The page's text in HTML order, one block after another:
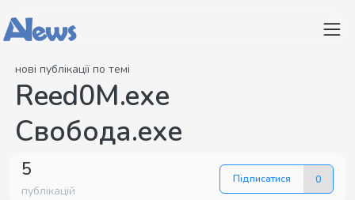
нові публікації по темі
Reed0M.exe
Свобода.exe
5
публікацій
Підписатися 0